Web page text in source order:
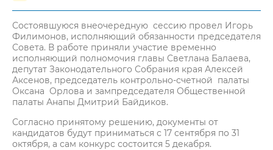
Состоявшуюся внеочередную сессию провел Игорь
Филимонов, исполняющий обязанности председателя
Совета. В работе приняли участие временно
исполняющий полномочия главы Светлана Балаева,
депутат Законодательного Собрания края Алексей
Аксенов, председатель контрольно-счетной палаты
Оксана Орлова и зампредседателя Общественной
палаты Анапы Дмитрий Байдиков.
Согласно принятому решению, документы от
кандидатов будут приниматься с 17 сентября по 31
октября, а сам конкурс состоится 5 декабря.